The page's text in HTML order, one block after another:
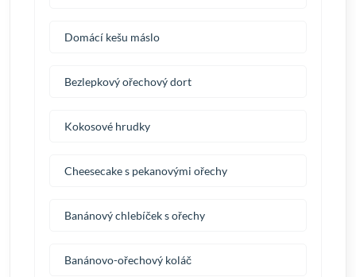
Domácí kešu máslo
Bezlepkový ořechový dort
Kokosové hrudky
Cheesecake s pekanovými ořechy
Banánový chlebíček s ořechy
Banánovo-ořechový koláč